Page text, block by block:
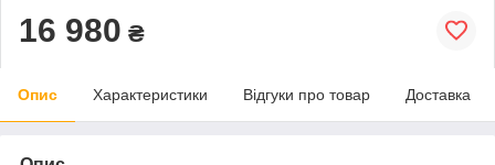
16 980 ₴
Опис Характеристики Відгуки про товар Доставка